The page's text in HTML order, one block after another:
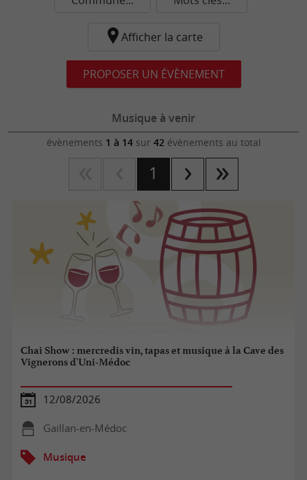
Afficher la carte
PROPOSER UN ÉVÈNEMENT
Musique à venir
évènements 1 à 14sur 42évènements au total
1
Chai Show : mercredis vin, tapas et musique à la Cave des
Vignerons d'Uni-Médoc
12/08/2026
Gaillan-en-Médoc
Musique